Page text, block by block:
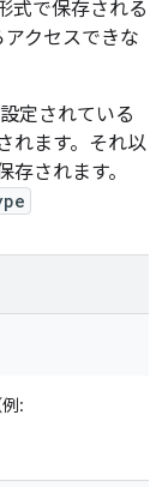
式で保存される
クセスできな
定されている
れます。それ以
されます。
: